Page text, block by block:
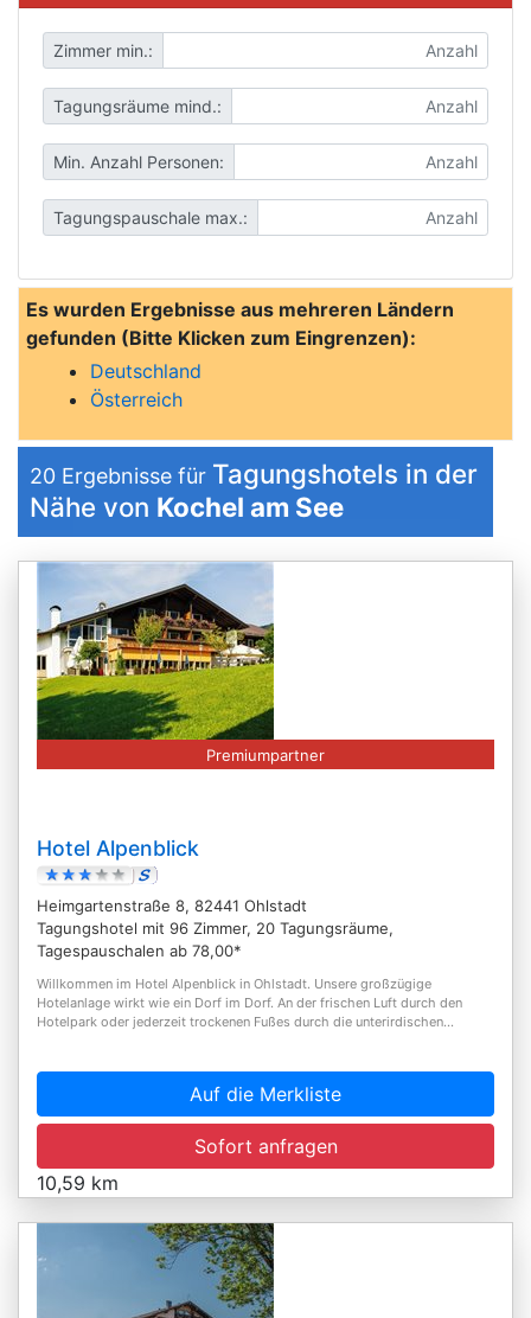
Zimmer min.:
Tagungsräume mind.:
Min. Anzahl Personen:
Tagungspauschale max.:
Es wurden Ergebnisse aus mehreren Ländern
gefunden (Bitte Klicken zum Eingrenzen):
Deutschland
Österreich
20 Ergebnisse für Tagungshotels in der
Nähe von Kochel am See
Premiumpartner
Hotel Alpenblick
Heimgartenstraße 8, 82441 Ohlstadt
Tagungshotel mit 96 Zimmer, 20 Tagungsräume,
Tagespauschalen ab 78,00*
Willkommen im Hotel Alpenblick in Ohlstadt. Unsere großzügige
Hotelanlage wirkt wie ein Dorf im Dorf. An der frischen Luft durch den
Hotelpark oder jederzeit trockenen Fußes durch die unterirdischen...
Auf die Merkliste
Sofort anfragen
10,59 km